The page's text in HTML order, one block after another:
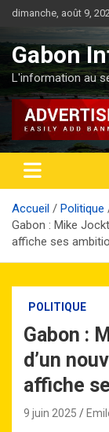
Aller
contenu
dimanche, août 9,
Gabon
L'information au
Accueil
Politique
Gabon : Mike
affiche ses
POLITIQUE
Gabon :
d’un
affiche
9 juin 2025